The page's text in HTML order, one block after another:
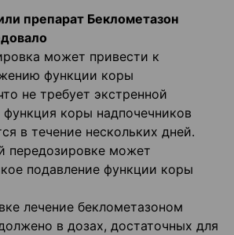
препарат Беклометазон
может привести к
функции коры
не требует экстренной
функция коры надпочечников
в течение нескольких дней.
передозировке может
подавление функции коры
лечение беклометазоном
в дозах, достаточных для